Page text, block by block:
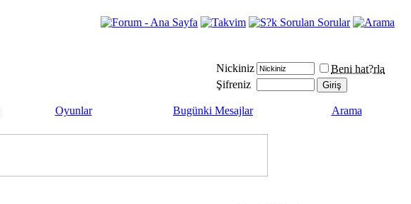
Nickiniz
Beni hat?rla
Şifreniz
Oyunlar Bugünki Mesajlar Arama